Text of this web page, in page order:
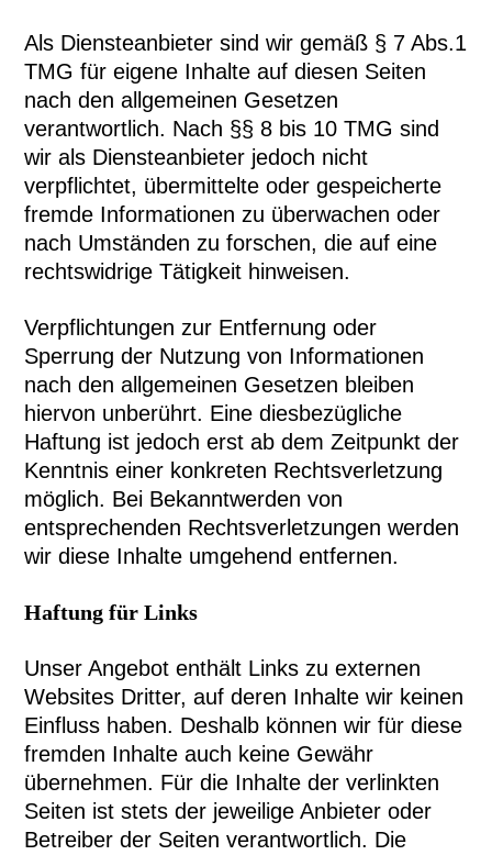
Als Diensteanbieter sind wir gemäß § 7 Abs.1
TMG für eigene Inhalte auf diesen Seiten
nach den allgemeinen Gesetzen
verantwortlich. Nach §§ 8 bis 10 TMG sind
wir als Diensteanbieter jedoch nicht
verpflichtet, übermittelte oder gespeicherte
fremde Informationen zu überwachen oder
nach Umständen zu forschen, die auf eine
rechtswidrige Tätigkeit hinweisen.
Verpflichtungen zur Entfernung oder
Sperrung der Nutzung von Informationen
nach den allgemeinen Gesetzen bleiben
hiervon unberührt. Eine diesbezügliche
Haftung ist jedoch erst ab dem Zeitpunkt der
Kenntnis einer konkreten Rechtsverletzung
möglich. Bei Bekanntwerden von
entsprechenden Rechtsverletzungen werden
wir diese Inhalte umgehend entfernen.
Haftung für Links
Unser Angebot enthält Links zu externen
Websites Dritter, auf deren Inhalte wir keinen
Einfluss haben. Deshalb können wir für diese
fremden Inhalte auch keine Gewähr
übernehmen. Für die Inhalte der verlinkten
Seiten ist stets der jeweilige Anbieter oder
Betreiber der Seiten verantwortlich. Die